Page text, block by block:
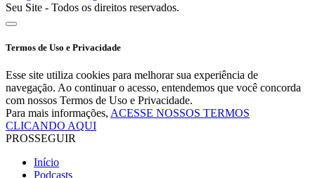
Seu Site - Todos os direitos reservados.
Termos de Uso e Privacidade
Esse site utiliza cookies para melhorar sua experiência de
navegação. Ao continuar o acesso, entendemos que você concorda
com nossos Termos de Uso e Privacidade.
Para mais informações, ACESSE NOSSOS TERMOS
CLICANDO AQUI
PROSSEGUIR
Início
Podcasts